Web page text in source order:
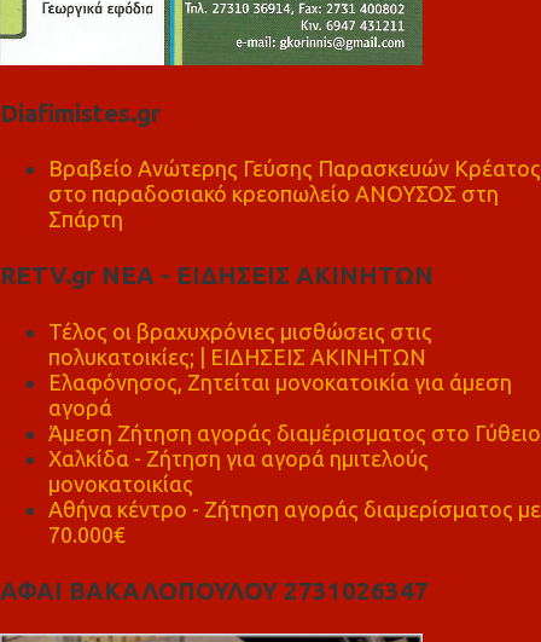
Diafimistes.gr
Βραβείο Ανώτερης Γεύσης Παρασκευών Κρέατος
στο παραδοσιακό κρεοπωλείο ΑΝΟΥΣΟΣ στη
Σπάρτη
RETV.gr ΝΕΑ - ΕΙΔΗΣΕΙΣ ΑΚΙΝΗΤΩΝ
Τέλος οι βραχυχρόνιες μισθώσεις στις
πολυκατοικίες; | ΕΙΔΗΣΕΙΣ ΑΚΙΝΗΤΩΝ
Ελαφόνησος, Ζητείται μονοκατοικία για άμεση
αγορά
Άμεση Ζήτηση αγοράς διαμέρισματος στο Γύθειο
Χαλκίδα - Ζήτηση για αγορά ημιτελούς
μονοκατοικίας
Αθήνα κέντρο - Ζήτηση αγοράς διαμερίσματος με
70.000€
ΑΦΑΙ ΒΑΚΑΛΟΠΟΥΛΟΥ 2731026347